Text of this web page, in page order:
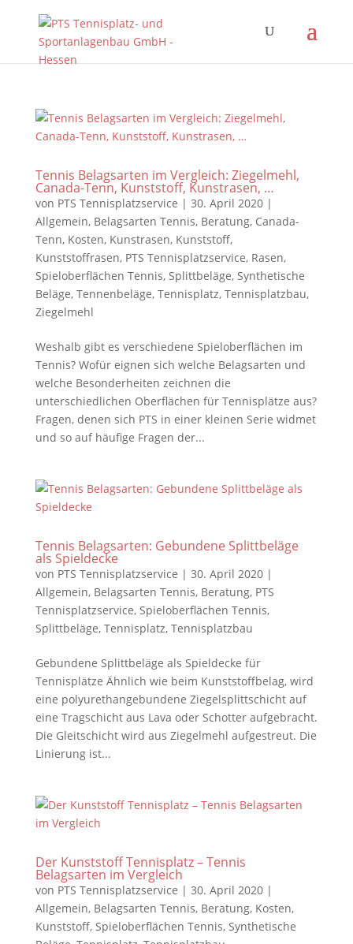
Tennis Belagsarten im Vergleich: Ziegelmehl,
Canada-Tenn, Kunststoff, Kunstrasen, …
von PTS Tennisplatzservice | 30. April 2020|
Allgemein, Belagsarten Tennis, Beratung, Canada-
Tenn, Kosten, Kunstrasen, Kunststoff,
Kunststoffrasen, PTS Tennisplatzservice, Rasen,
Spieloberflächen Tennis, Splittbeläge, Synthetische
Beläge, Tennenbeläge, Tennisplatz, Tennisplatzbau,
Ziegelmehl
Weshalb gibt es verschiedene Spieloberflächen im
Tennis? Wofür eignen sich welche Belagsarten und
welche Besonderheiten zeichnen die
unterschiedlichen Oberflächen für Tennisplätze aus?
Fragen, denen sich PTS in einer kleinen Serie widmet
und so auf häufige Fragen der...
Tennis Belagsarten: Gebundene Splittbeläge
als Spieldecke
von PTS Tennisplatzservice | 30. April 2020|
Allgemein, Belagsarten Tennis, Beratung, PTS
Tennisplatzservice, Spieloberflächen Tennis,
Splittbeläge, Tennisplatz, Tennisplatzbau
Gebundene Splittbeläge als Spieldecke für
Tennisplätze Ähnlich wie beim Kunststoffbelag, wird
eine polyurethangebundene Ziegelsplittschicht auf
eine Tragschicht aus Lava oder Schotter aufgebracht.
Die Gleitschicht wird aus Ziegelmehl aufgestreut. Die
Linierung ist...
Der Kunststoff Tennisplatz – Tennis
Belagsarten im Vergleich
von PTS Tennisplatzservice | 30. April 2020|
Allgemein, Belagsarten Tennis, Beratung, Kosten,
Kunststoff, Spieloberflächen Tennis, Synthetische